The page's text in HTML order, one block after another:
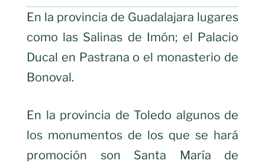
En la provincia de Guadalajara lugares
como las Salinas de Imón; el Palacio
Ducal en Pastrana o el monasterio de
Bonoval.
En la provincia de Toledo algunos de
los monumentos de los que se hará
promoción son Santa María de